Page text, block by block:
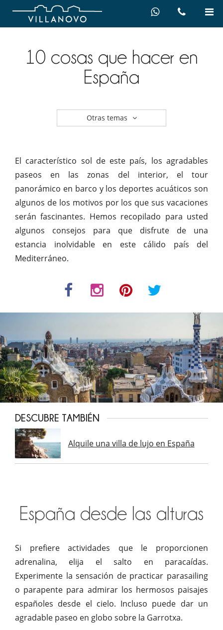
10 cosas que hacer en
España
Otras temas
El característico sol de este país, los agradables
paseos en las zonas del interior, el tour
panorámico en barco y los deportes acuáticos son
algunos de los motivos por los que sus vacaciones
serán fascinantes. Hemos recopilado para usted
algunos consejos para que disfrute de una
estancia inolvidable en este cálido país del
Mediterráneo.
DESCUBRE TAMBIÉN
Alquile una villa de lujo en España
España desde las alturas
Si prefiere actividades que le proporcionen
adrenalina, elija el salto en paracaídas.
Experimente la sensación de practicar parasailing
o parapente para admirar los hermosos paisajes
españoles desde el cielo. Incluso puede dar un
agradable paseo en globo sobre la Garrotxa.